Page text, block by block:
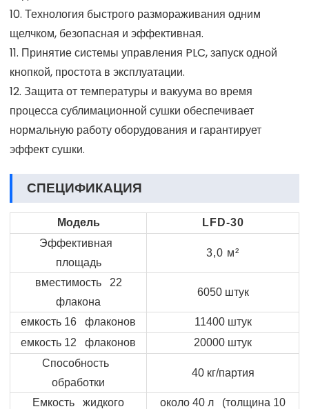
10. Технология быстрого размораживания одним
щелчком, безопасная и эффективная.
11. Принятие системы управления PLC, запуск одной
кнопкой, простота в эксплуатации.
12. Защита от температуры и вакуума во время
процесса сублимационной сушки обеспечивает
нормальную работу оборудования и гарантирует
эффект сушки.
СПЕЦИФИКАЦИЯ
Модель
LFD-30
Эффективная
площадь
3,0 м²
вместимость 22
флакона
6050 штук
емкость 16 флаконов
11400 штук
емкость 12 флаконов
20000 штук
Способность
обработки
40 кг/партия
Емкость жидкого
около 40 л (толщина 10